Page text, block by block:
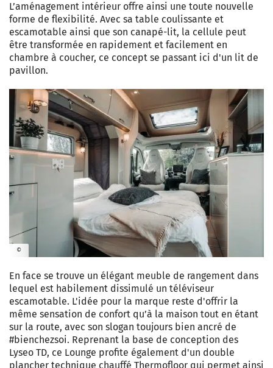
L’aménagement intérieur offre ainsi une toute nouvelle
forme de flexibilité. Avec sa table coulissante et
escamotable ainsi que son canapé-lit, la cellule peut
être transformée en rapidement et facilement en
chambre à coucher, ce concept se passant ici d'un lit de
pavillon.
©
En face se trouve un élégant meuble de rangement dans
lequel est habilement dissimulé un téléviseur
escamotable. L'idée pour la marque reste d'offrir la
même sensation de confort qu’à la maison tout en étant
sur la route, avec son slogan toujours bien ancré de
#bienchezsoi. Reprenant la base de conception des
Lyseo TD, ce Lounge profite également d'un double
plancher technique chauffé Thermofloor qui permet ainsi